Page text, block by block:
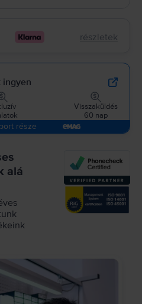
részletek
ingyen
Visszaküldés
60 nap
része
alá